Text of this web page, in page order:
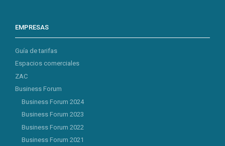
EMPRESAS
Guía de tarifas
Espacios comerciales
ZAC
Business Forum
Business Forum 2024
Business Forum 2023
Business Forum 2022
Business Forum 2021